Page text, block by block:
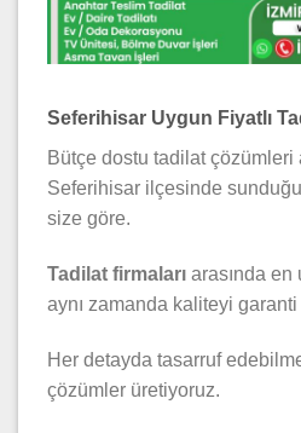
Seferihisar Uygun Fiyatlı
Bütçe dostu tadilat çözümleri
Seferihisar ilçesinde
size göre.
Tadilat firmaları arasında en
aynı zamanda kaliteyi
Her detayda tasarruf
çözümler üretiyoruz.